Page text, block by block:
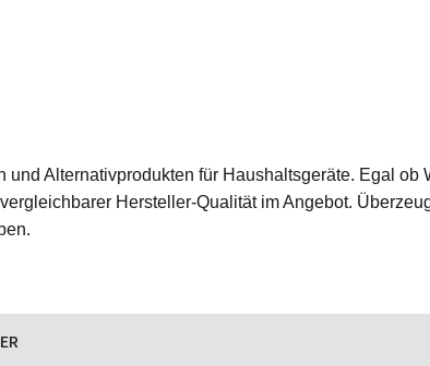
Alternativprodukten für Haushaltsgeräte. Egal ob
Hersteller-Qualität im Angebot.